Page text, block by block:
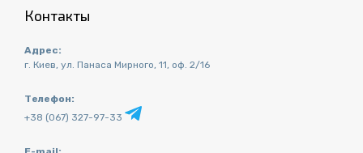
Контакты
Адрес:
г. Киев, ул. Панаса Мирного, 11, оф. 2/16
Телефон:
+38 (067) 327-97-33